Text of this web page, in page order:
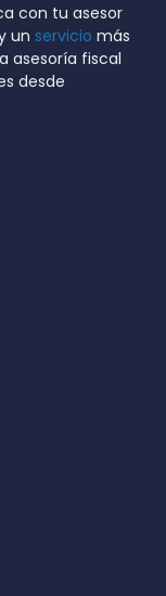
con tu asesor
un servicio más
asesoría fiscal
desde